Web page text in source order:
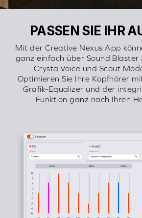
PASSEN SIE IHR
Mit der Creative Nexus App
ganz einfach über Sound Blaster
CrystalVoice und Scout
Optimieren Sie Ihre Kopfhörer
Grafik-Equalizer und der
Funktion ganz nach Ihren